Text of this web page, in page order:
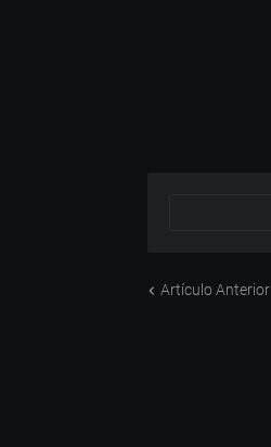
Artículo Anterior